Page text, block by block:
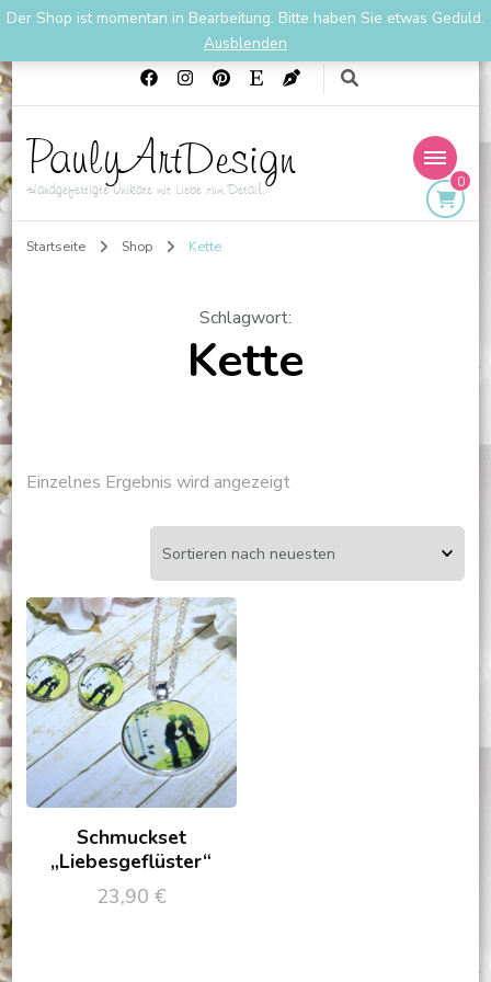
01711901667 PaulyArtDesign1@gmail.com
PaulyArtDesign
Handgefertigte Unikate mit Liebe zum Detail. 0
Startseite Shop Kette
Schlagwort:
Kette
Einzelnes Ergebnis wird angezeigt
Schmuckset
„Liebesgeflüster“
23,90 €
Der Shop ist momentan in Bearbeitung. Bitte haben Sie etwas Geduld.
Ausblenden